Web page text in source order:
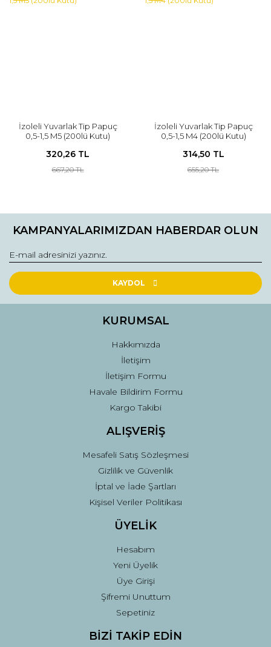
İzoleli Yuvarlak Tip Papuç
0,5-1,5 M5 (200lü Kutu)
320,26 TL
667,20 TL
İzoleli Yuvarlak Tip Papuç
0,5-1,5 M4 (200lü Kutu)
314,50 TL
655,20 TL
KAMPANYALARIMIZDAN HABERDAR OLUN
KAYDOL
KURUMSAL
Hakkımızda
İletişim
İletişim Formu
Havale Bildirim Formu
Kargo Takibi
ALIŞVERİŞ
Mesafeli Satış Sözleşmesi
Gizlilik ve Güvenlik
İptal ve İade Şartları
Kişisel Veriler Politikası
ÜYELİK
Hesabım
Yeni Üyelik
Üye Girişi
Şifremi Unuttum
Sepetiniz
BİZİ TAKİP EDİN